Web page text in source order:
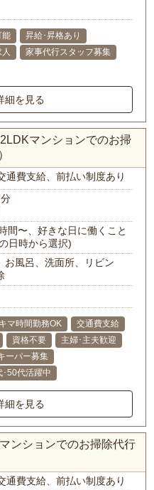
能
昇給･昇格あり
家事代行スタッフ募集
細を見る
マンションでのお掃
通費支給、前払い制度あり
間〜、好きな日に働くこと
日時から選択)
お風呂、洗面所、リビン
マ時間勤務OK
交通費支給
資格不要
主婦･主夫歓迎
ーパー募集
･50代活躍中
細を見る
ンションでのお掃除代行
通費支給、前払い制度あり